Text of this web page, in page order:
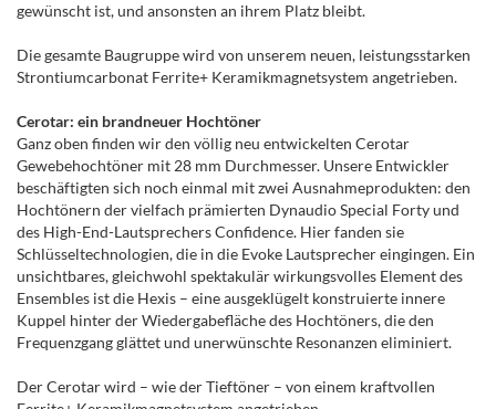
gewünscht ist, und ansonsten an ihrem Platz bleibt.
Die gesamte Baugruppe wird von unserem neuen, leistungsstarken
Strontiumcarbonat Ferrite+ Keramikmagnetsystem angetrieben.
Cerotar: ein brandneuer Hochtöner
Ganz oben finden wir den völlig neu entwickelten Cerotar
Gewebehochtöner mit 28 mm Durchmesser. Unsere Entwickler
beschäftigten sich noch einmal mit zwei Ausnahmeprodukten: den
Hochtönern der vielfach prämierten Dynaudio Special Forty und
des High-End-Lautsprechers Confidence. Hier fanden sie
Schlüsseltechnologien, die in die Evoke Lautsprecher eingingen. Ein
unsichtbares, gleichwohl spektakulär wirkungsvolles Element des
Ensembles ist die Hexis – eine ausgeklügelt konstruierte innere
Kuppel hinter der Wiedergabefläche des Hochtöners, die den
Frequenzgang glättet und unerwünschte Resonanzen eliminiert.
Der Cerotar wird – wie der Tieftöner – von einem kraftvollen